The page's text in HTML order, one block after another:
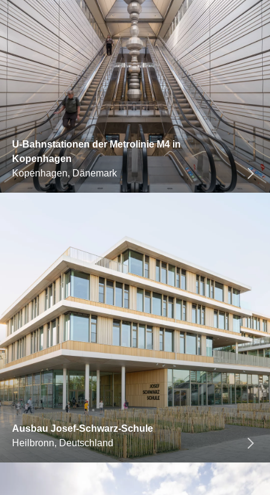
U-Bahnstationen der Metrolinie M4 in
Kopenhagen
Kopenhagen, Dänemark
Ausbau Josef-Schwarz-Schule
Heilbronn, Deutschland